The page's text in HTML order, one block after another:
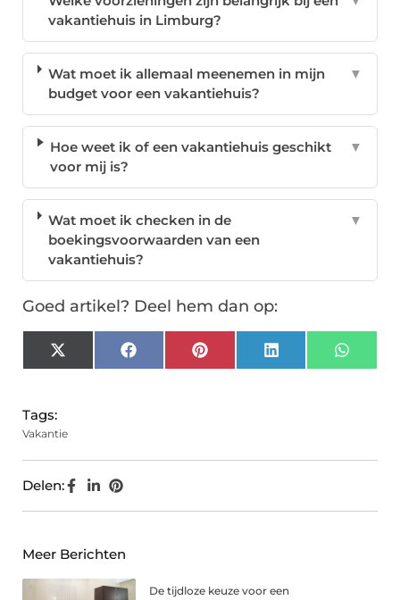
vakantiehuis in Limburg?
Wat moet ik allemaal meenemen in mijn
budget voor een vakantiehuis?
▼
Hoe weet ik of een vakantiehuis geschikt
voor mij is?
▼
Wat moet ik checken in de
boekingsvoorwaarden van een
vakantiehuis?
▼
Goed artikel? Deel hem dan op:
X
(Twitter)
FacebookPinterest LinkedIn
Tags:
Vakantie
Delen:
Meer Berichten
De tijdloze keuze voor een